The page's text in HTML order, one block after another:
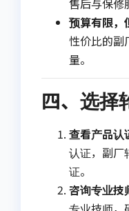
售后与保修
预算有限，
性价比的副
量。
四、选择
查看产品认
认证，副厂
证。
咨询专业技